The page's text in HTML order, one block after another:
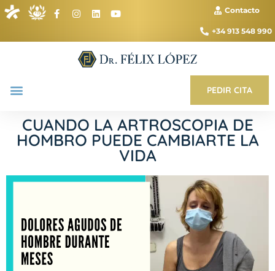
Contacto
+34 913 548 990
PEDIR CITA
CUANDO LA ARTROSCOPIA DE
HOMBRO PUEDE CAMBIARTE LA
VIDA